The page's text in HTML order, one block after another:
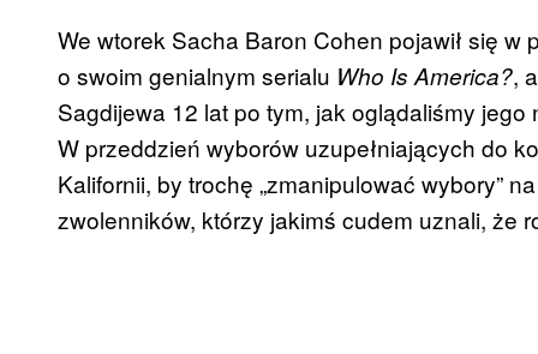
We wtorek Sacha Baron Cohen pojawił się
o swoim genialnym serialu Who Is America?,
Sagdijewa 12 lat po tym, jak oglądaliśmy
W przeddzień wyborów uzupełniających do
Kalifornii, by trochę „zmanipulować wybory”
zwolenników, którzy jakimś cudem uznali, że